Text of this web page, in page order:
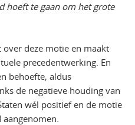
hoeft te gaan om het grote
deze motie en maakt
precedentwerking. En
behoefte, aldus
de negatieve houding van
wél positief en de motie